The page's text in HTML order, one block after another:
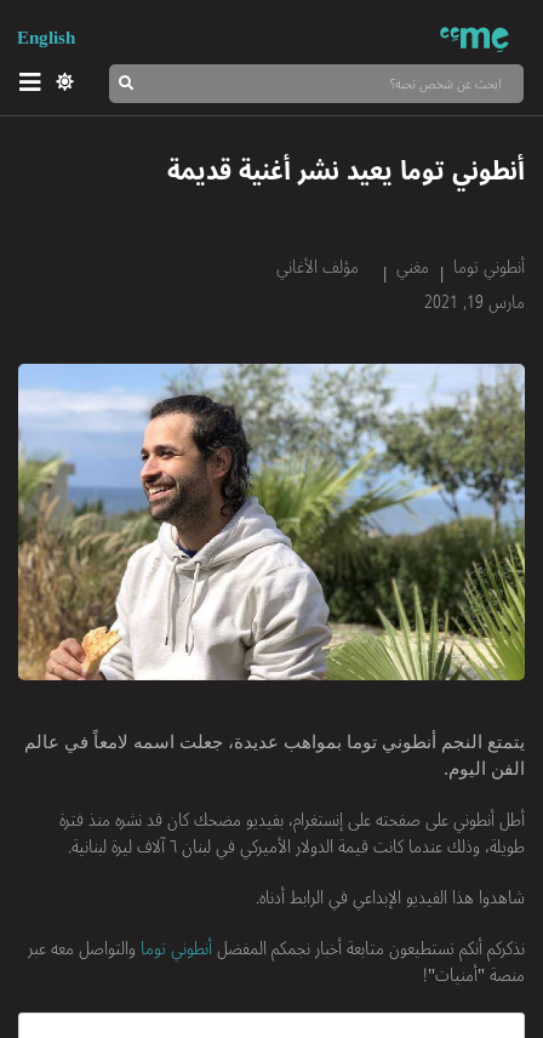
English
أنطوني توما يعيد نشر أغنية قديمة
أنطوني توما مغني
مؤلف الأغاني
مارس 19, 2021
يتمتع النجم أنطوني توما بمواهب عديدة، جعلت اسمه لامعاً في عالم
الفن اليوم.
أطل أنطوني على صفحته على إنستغرام، بفيديو مضحك كان قد نشره منذ فترة
طويلة، وذلك عندما كانت قيمة الدولار الأميركي في لبنان ٦ آلاف ليرة لبنانية.
شاهدوا هذا الفيديو الإبداعي في الرابط أدناه.
نذكركم أنكم تستطيعون متابعة أخبار نجمكم المفضلأنطوني توماوالتواصل معه عبر
منصة "أمنيات"!